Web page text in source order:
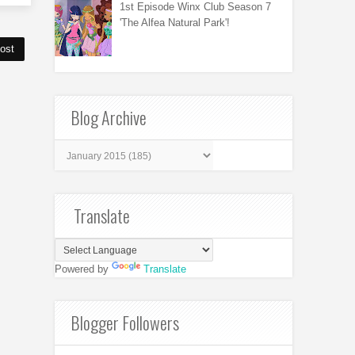
1st Episode Winx Club Season 7
'The Alfea Natural Park'!
Blog Archive
Translate
Powered by Translate
Blogger Followers